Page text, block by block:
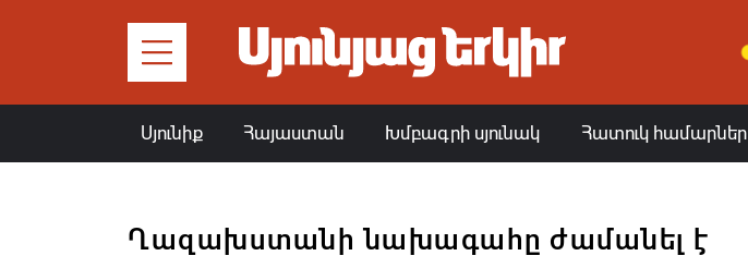
Սյունիք Հայաստան Խմբագրի սյունակ Հատուկ համարներ
Ղազախստանի նախագահը ժամանել է